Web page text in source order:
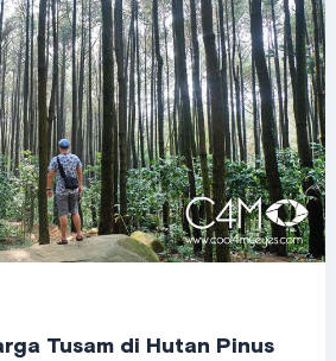
Tusam di Hutan Pinus